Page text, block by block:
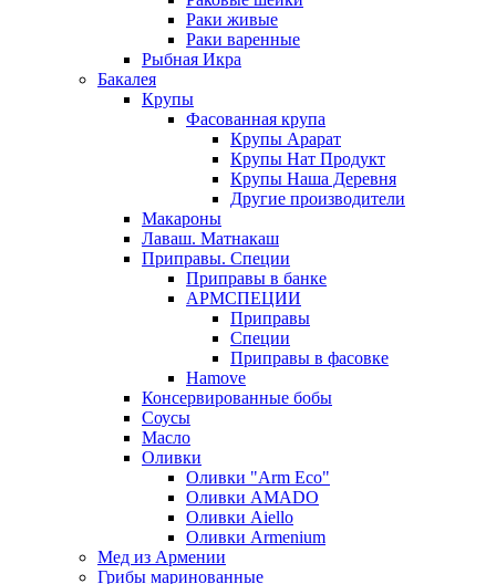
Раки живые
Раки варенные
Рыбная Икра
Бакалея
Крупы
Фасованная крупа
Крупы Арарат
Крупы Нат Продукт
Крупы Наша Деревня
Другие производители
Макароны
Лаваш. Матнакаш
Приправы. Специи
Приправы в банке
АРМСПЕЦИИ
Приправы
Специи
Приправы в фасовке
Hamove
Консервированные бобы
Соусы
Масло
Оливки
Оливки "Arm Eco"
Оливки AMADO
Оливки Aiello
Оливки Armenium
Мед из Армении
Грибы маринованные